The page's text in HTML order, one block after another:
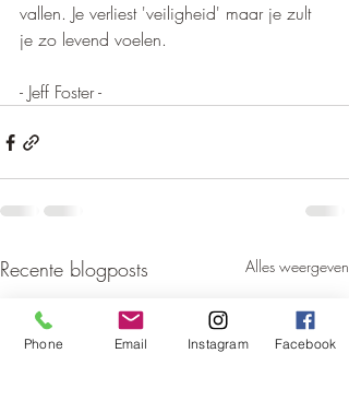
vallen. Je verliest 'veiligheid' maar je zult
je zo levend voelen.
- Jeff Foster -
Recente blogposts Alles weergeven
Phone Email Instagram Facebook